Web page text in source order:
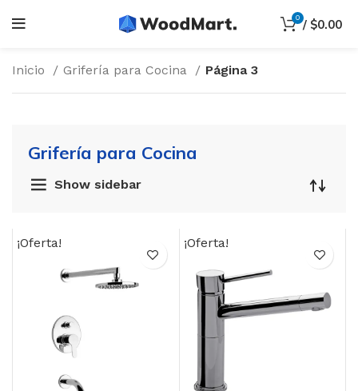
0 / $0.00
Inicio Grifería para Cocina Página 3
Grifería para Cocina
Show sidebar
¡Oferta! ¡Oferta!